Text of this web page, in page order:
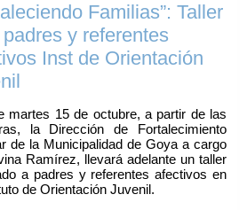
Familias”: Taller
y referentes
Inst de Orientación
martes 15 de octubre, a partir de las
la Dirección de Fortalecimiento
de la Municipalidad de Goya a cargo
Ramírez, llevará adelante un taller
a padres y referentes afectivos en
de Orientación Juvenil.